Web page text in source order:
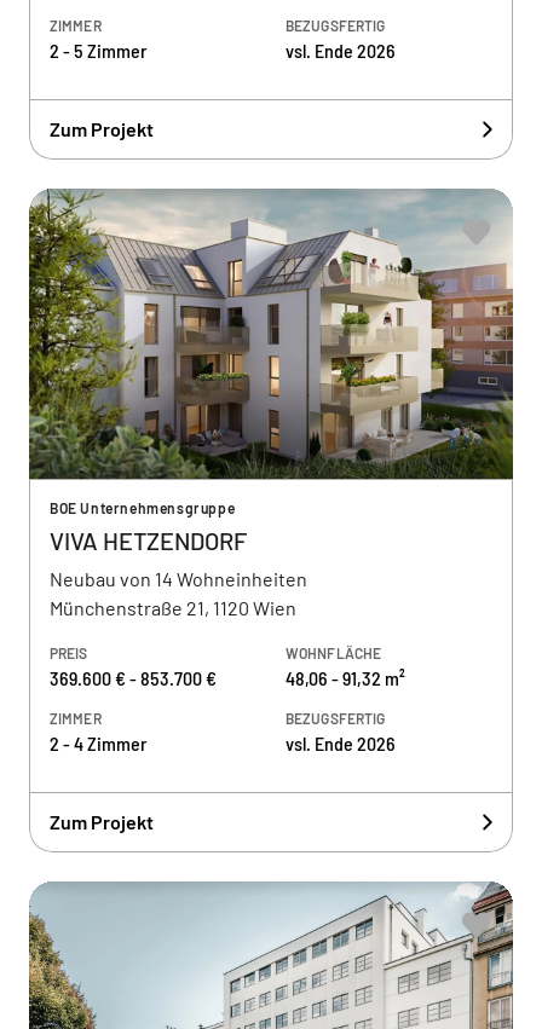
ZIMMER
2 - 5 Zimmer
BEZUGSFERTIG
vsl. Ende 2026
Zum Projekt
BOE Unternehmensgruppe
VIVA HETZENDORF
Neubau von 14 Wohneinheiten
Münchenstraße 21, 1120 Wien
PREIS
369.600 € - 853.700 €
WOHNFLÄCHE
48,06 - 91,32 m²
ZIMMER
2 - 4 Zimmer
BEZUGSFERTIG
vsl. Ende 2026
Zum Projekt